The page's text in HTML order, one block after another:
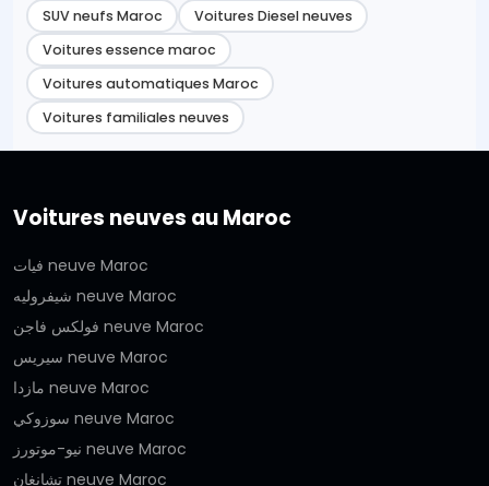
SUV neufs Maroc
Voitures Diesel neuves
Voitures essence maroc
Voitures automatiques Maroc
Voitures familiales neuves
Voitures neuves au Maroc
فيات neuve Maroc
شيفروليه neuve Maroc
فولكس فاجن neuve Maroc
سيريس neuve Maroc
مازدا neuve Maroc
سوزوكي neuve Maroc
نيو-موتورز neuve Maroc
تشانغان neuve Maroc